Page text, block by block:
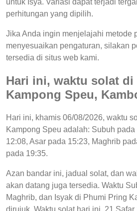
untuk Isya. Variasi dapat terjadi
perhitungan yang dipilih.
Jika Anda ingin menjelajahi metode
menyesuaikan pengaturan, silakan
tersedia di situs web kami.
Hari ini, waktu solat di
Kampong Speu,
Hari ini, khamis 06/08/2026, waktu
Kampong Speu adalah: Subuh
12:08, Asar pada 15:23, Maghrib
pada 19:35.
Azan bandar ini, jadual solat, dan
akan datang juga tersedia. Waktu
Maghrib, dan Isyak di Phumi Pring